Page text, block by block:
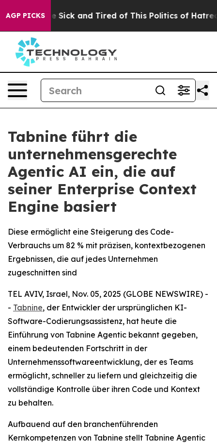
AGP PICKS
Are Sick and Tired of This Politics of Hatred”
Tabnine führt die
unternehmensgerechte
Agentic AI ein, die auf
seiner Enterprise Context
Engine basiert
Diese ermöglicht eine Steigerung des Code-
Verbrauchs um 82 % mit präzisen, kontextbezogenen
Ergebnissen, die auf jedes Unternehmen
zugeschnitten sind
TEL AVIV, Israel, Nov. 05, 2025 (GLOBE NEWSWIRE) -
- Tabnine, der Entwickler der ursprünglichen KI-
Software-Codierungsassistenz, hat heute die
Einführung von Tabnine Agentic bekannt gegeben,
einem bedeutenden Fortschritt in der
Unternehmenssoftwareentwicklung, der es Teams
ermöglicht, schneller zu liefern und gleichzeitig die
vollständige Kontrolle über ihren Code und Kontext
zu behalten.
Aufbauend auf den branchenführenden
Kernkompetenzen von Tabnine stellt Tabnine Agentic